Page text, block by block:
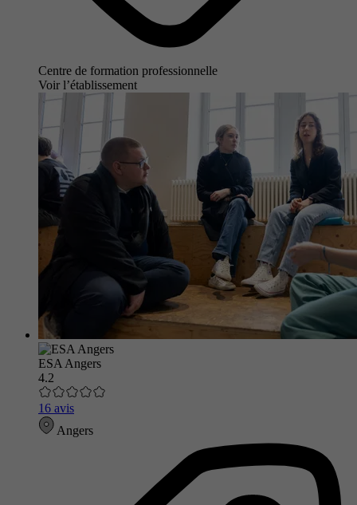
Centre de formation professionnelle
Voir l’établissement
ESA Angers
4.2
16 avis
Angers